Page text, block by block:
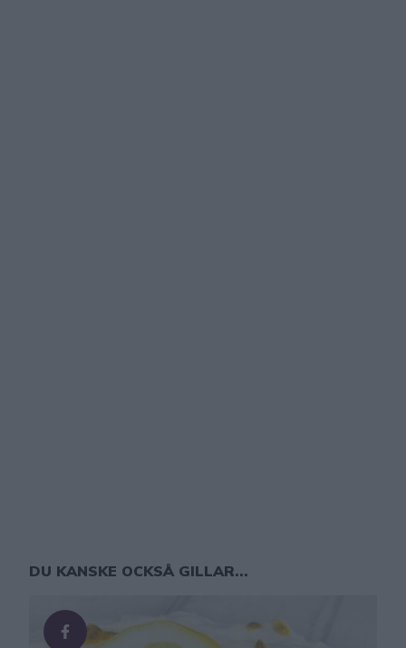
DU KANSKE OCKSÅ GILLAR...